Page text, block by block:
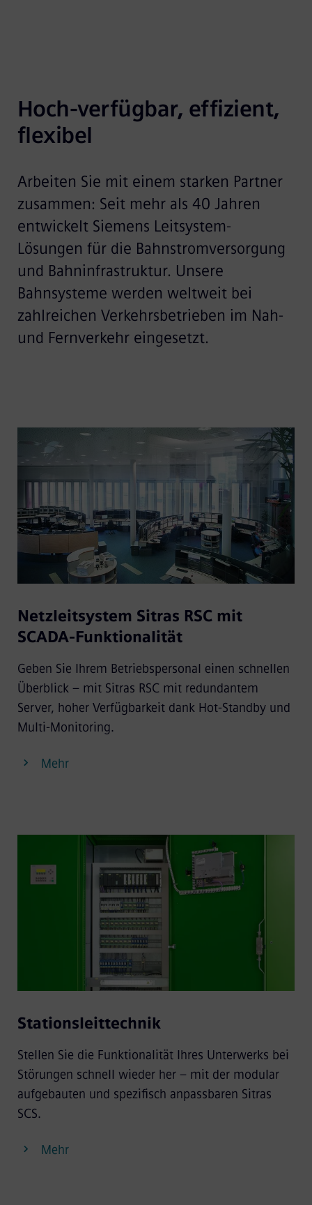
Hoch-verfügbar, effizient,
flexibel
Arbeiten Sie mit einem starken Partner
zusammen: Seit mehr als 40 Jahren
entwickelt Siemens Leitsystem-
Lösungen für die Bahnstromversorgung
und Bahninfrastruktur. Unsere
Bahnsysteme werden weltweit bei
zahlreichen Verkehrsbetrieben im Nah-
und Fernverkehr eingesetzt.
Netzleitsystem Sitras RSC mit
SCADA-Funktionalität
Geben Sie Ihrem Betriebspersonal einen schnellen
Überblick – mit Sitras RSC mit redundantem
Server, hoher Verfügbarkeit dank Hot-Standby und
Multi-Monitoring.
Mehr
Stationsleittechnik
Stellen Sie die Funktionalität Ihres Unterwerks bei
Störungen schnell wieder her – mit der modular
aufgebauten und spezifisch anpassbaren Sitras
SCS.
Mehr